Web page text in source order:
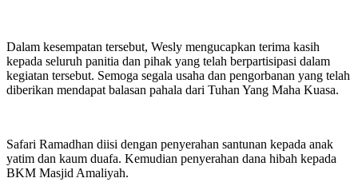
Dalam kesempatan tersebut, Wesly mengucapkan terima kasih
kepada seluruh panitia dan pihak yang telah berpartisipasi dalam
kegiatan tersebut. Semoga segala usaha dan pengorbanan yang telah
diberikan mendapat balasan pahala dari Tuhan Yang Maha Kuasa.
Safari Ramadhan diisi dengan penyerahan santunan kepada anak
yatim dan kaum duafa. Kemudian penyerahan dana hibah kepada
BKM Masjid Amaliyah.